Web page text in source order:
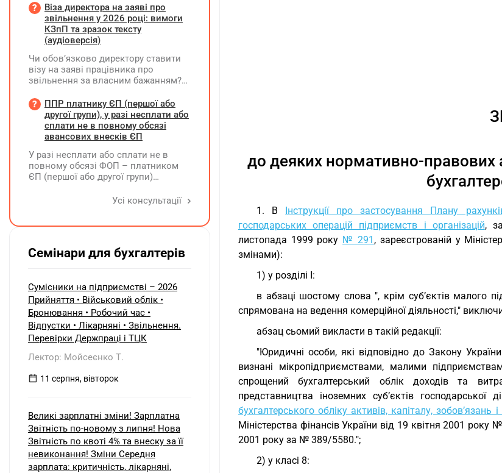
до деяких нормативно-правових
1. В Інструкції про застосування Плану
господарських операцій підприємств і організацій,
листопада 1999 року № 291 , зареєстрованій у
змінами):
1) у розділі I:
в абзаці шостому слова ", крім суб’єктів малого
спрямована на ведення комерційної діяльності,"
абзац сьомий викласти в такій редакції:
"Юридичні особи, які відповідно до Закону України
визнані мікропідприємствами, малими
спрощений бухгалтерський облік доходів та
представництва іноземних суб’єктів
бухгалтерського обліку активів, капіталу,
Міністерства фінансів України від 19 квітня 2001 року
2001 року за № 389/5580.";
2) у класі 8:
перевізника, договір оренди гаража
чи стоянки відсутній. Яку адресу
слід зазначати у новому реквізиті
ТТН «Місце, де зберігається
оформлення договору на місце
стоянки?
Віза директора на заяві про
звільнення у 2026 році: вимоги
КЗпП та зразок тексту
(аудіоверсія)
Чи обов’язково директору ставити
візу на заяві працівника про
звільнення за власним бажанням?
згідно з нормами КЗпП?
ППР платнику ЄП (першої або
другої групи), у разі несплати або
сплати не в повному обсязі
авансових внесків ЄП
У разі несплати або сплати не в
повному обсязі ФОП – платником
ЄП (першої або другої групи)
за результатами акта перевірки
Усі консультації
Семінари для бухгалтерів
Сумісники на підприємстві – 2026
Прийняття • Військовий облік •
Бронювання • Робочий час •
Відпустки • Лікарняні • Звільнення.
Перевірки Держпраці і ТЦК
Лектор: Мойсеєнко Т.
11 серпня, вівторок
Великі зарплатні зміни! Зарплатна
Звітність по-новому з липня! Нова
Звітність по квоті 4% та внеску за її
невиконання! Зміни Середня
зарплата: критичність, лікарняні,